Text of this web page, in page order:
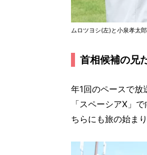
ムロツヨシ(左)と小泉孝太
首相候補の兄
年1回のペースで放
「スペーシアX」
ちらにも旅の始ま